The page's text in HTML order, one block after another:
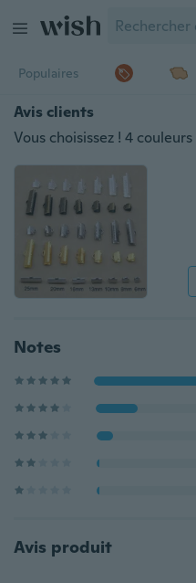
Populaires
Avis clients
Notes
Avis produit